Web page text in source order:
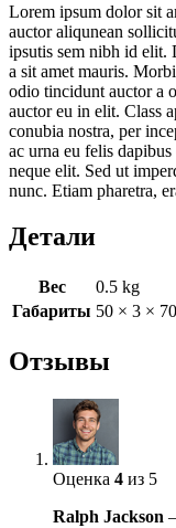
Lorem ipsum dolor sit
auctor aliqunean
ipsutis sem nibh id elit.
a sit amet mauris.
odio tincidunt auctor a
auctor eu in elit. Class
conubia nostra, per
ac urna eu felis
neque elit. Sed ut
nunc. Etiam pharetra,
Детали
Вес
0.5 kg
Габариты 50 × 3 ×
Отзывы
Оценка 4 из 5
Ralph Jackson –